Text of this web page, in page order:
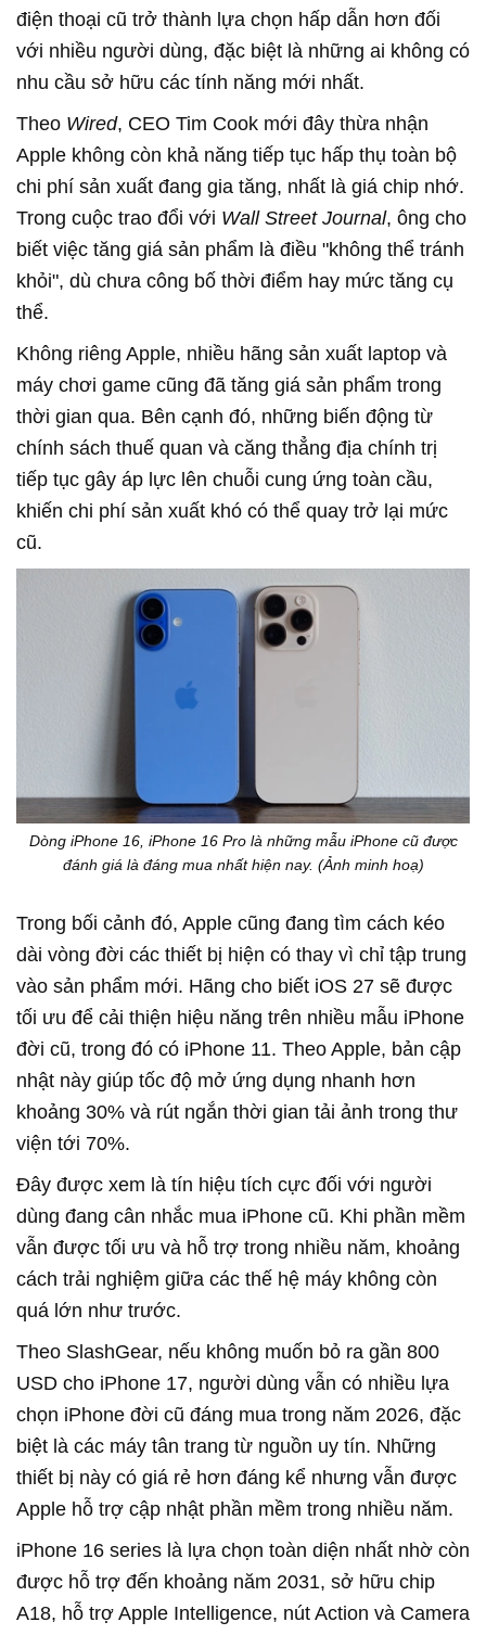
điện thoại cũ trở thành lựa chọn hấp dẫn hơn đối
với nhiều người dùng, đặc biệt là những ai không có
nhu cầu sở hữu các tính năng mới nhất.
Theo Wired, CEO Tim Cook mới đây thừa nhận
Apple không còn khả năng tiếp tục hấp thụ toàn bộ
chi phí sản xuất đang gia tăng, nhất là giá chip nhớ.
Trong cuộc trao đổi với Wall Street Journal, ông cho
biết việc tăng giá sản phẩm là điều "không thể tránh
khỏi", dù chưa công bố thời điểm hay mức tăng cụ
thể.
Không riêng Apple, nhiều hãng sản xuất laptop và
máy chơi game cũng đã tăng giá sản phẩm trong
thời gian qua. Bên cạnh đó, những biến động từ
chính sách thuế quan và căng thẳng địa chính trị
tiếp tục gây áp lực lên chuỗi cung ứng toàn cầu,
khiến chi phí sản xuất khó có thể quay trở lại mức
cũ.
Dòng iPhone 16, iPhone 16 Pro là những mẫu iPhone cũ được
đánh giá là đáng mua nhất hiện nay. (Ảnh minh hoạ)
Trong bối cảnh đó, Apple cũng đang tìm cách kéo
dài vòng đời các thiết bị hiện có thay vì chỉ tập trung
vào sản phẩm mới. Hãng cho biết iOS 27 sẽ được
tối ưu để cải thiện hiệu năng trên nhiều mẫu iPhone
đời cũ, trong đó có iPhone 11. Theo Apple, bản cập
nhật này giúp tốc độ mở ứng dụng nhanh hơn
khoảng 30% và rút ngắn thời gian tải ảnh trong thư
viện tới 70%.
Đây được xem là tín hiệu tích cực đối với người
dùng đang cân nhắc mua iPhone cũ. Khi phần mềm
vẫn được tối ưu và hỗ trợ trong nhiều năm, khoảng
cách trải nghiệm giữa các thế hệ máy không còn
quá lớn như trước.
Theo SlashGear, nếu không muốn bỏ ra gần 800
USD cho iPhone 17, người dùng vẫn có nhiều lựa
chọn iPhone đời cũ đáng mua trong năm 2026, đặc
biệt là các máy tân trang từ nguồn uy tín. Những
thiết bị này có giá rẻ hơn đáng kể nhưng vẫn được
Apple hỗ trợ cập nhật phần mềm trong nhiều năm.
iPhone 16 series là lựa chọn toàn diện nhất nhờ còn
được hỗ trợ đến khoảng năm 2031, sở hữu chip
A18, hỗ trợ Apple Intelligence, nút Action và Camera